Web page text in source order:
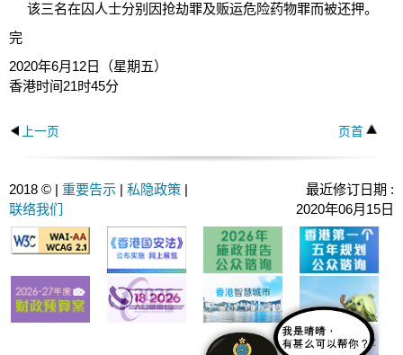
该三名在囚人士分别因抢劫罪及贩运危险药物罪而被还押。
完
2020年6月12日（星期五）
香港时间21时45分
上一页 页首
2018 © | 重要告示 | 私隐政策 |
联络我们
最近修订日期 :
2020年06月15日